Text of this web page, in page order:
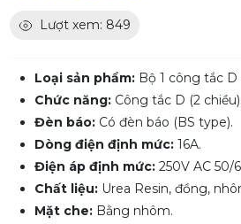
Lượt xem: 849
Loại sản phẩm: Bộ 1 công tắc
Chức năng: Công tắc D (2 chiều).
Đèn báo: Có đèn báo (BS type).
Dòng điện định mức: 16A.
Điện áp định mức: 250V AC 50/
Chất liệu: Urea Resin, đồng,
Mặt che: Bằng nhôm.